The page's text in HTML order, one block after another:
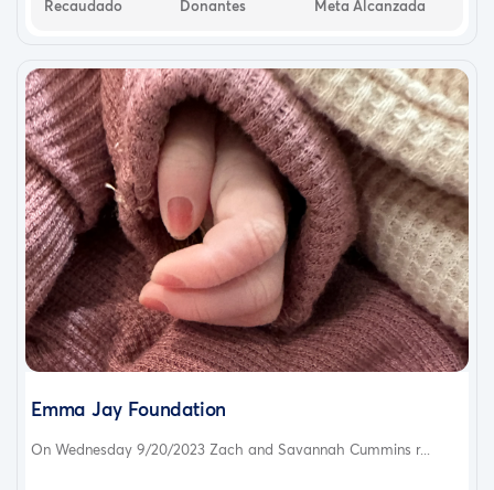
Recaudado Donantes Meta Alcanzada
Emma Jay Foundation
On Wednesday 9/20/2023 Zach and Savannah Cummins r...